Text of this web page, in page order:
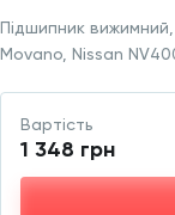
Підшипник
Movano, Nissan
Вартість
1 348 грн